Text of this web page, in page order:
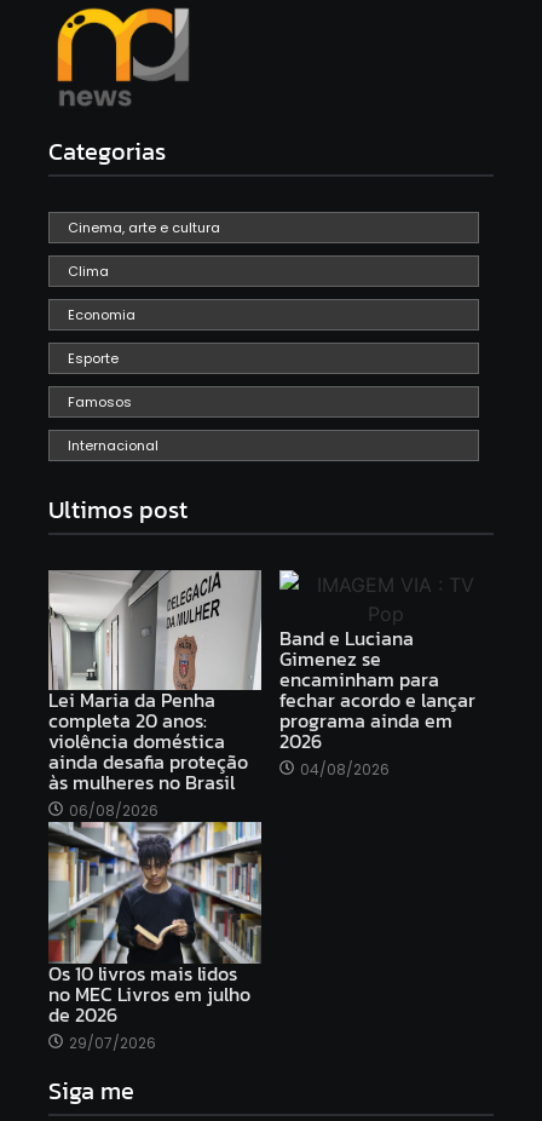
Categorias
Cinema, arte e cultura
Clima
Economia
Esporte
Famosos
Internacional
Ultimos post
Lei Maria da Penha
completa 20 anos:
violência doméstica
ainda desafia proteção
às mulheres no Brasil
06/08/2026
Band e Luciana
Gimenez se
encaminham para
fechar acordo e lançar
programa ainda em
2026
04/08/2026
Os 10 livros mais lidos
no MEC Livros em julho
de 2026
29/07/2026
Siga me